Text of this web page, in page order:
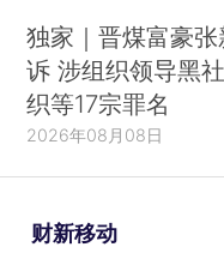
独家｜晋煤富豪
诉 涉组织领导黑
织等17宗罪名
2026年08月08日
财新移动